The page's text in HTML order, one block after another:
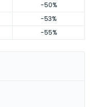
-50%
-53%
-55%